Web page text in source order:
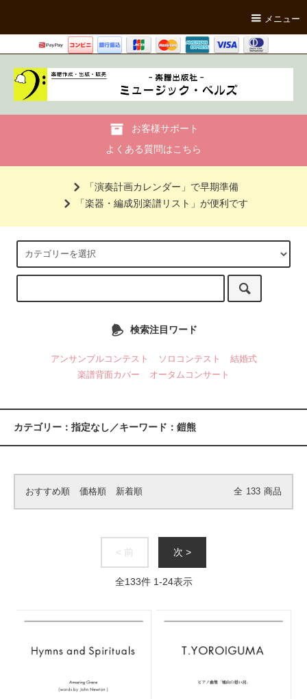
メニュー
お客様サポート
よくある質問はこちら
「演奏計画カレンダー」で早期準備
「楽器・編成別楽譜リスト」が便利です
検索注目ワード
アンサンブルコンテスト ソロコンテスト
結婚式
楽譜背面カバー
オータムコンサート
カテゴリー：指定なし／キーワード：鎧熊
おすすめ順 価格順 新着順 全 133 商品
< 前 次 >
全133件 1-24表示